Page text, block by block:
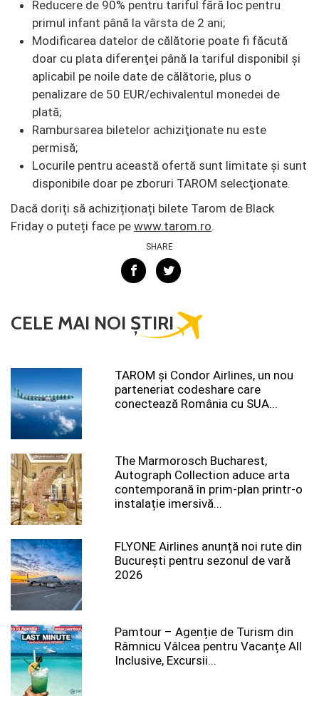
Reducere de 90% pentru tariful fără loc pentru
primul infant până la vârsta de 2 ani;
Modificarea datelor de călătorie poate fi făcută
doar cu plata diferenţei până la tariful disponibil şi
aplicabil pe noile date de călătorie, plus o
penalizare de 50 EUR/echivalentul monedei de
plată;
Rambursarea biletelor achiziţionate nu este
permisă;
Locurile pentru această ofertă sunt limitate şi sunt
disponibile doar pe zboruri TAROM selecţionate.
Dacă doriți să achiziționați bilete Tarom de Black
Friday o puteți face pe www.tarom.ro.
SHARE
CELE MAI NOI ȘTIRI
TAROM şi Condor Airlines, un nou
parteneriat codeshare care
conectează România cu SUA...
The Marmorosch Bucharest,
Autograph Collection aduce arta
contemporană în prim-plan printr-o
instalație imersivă...
FLYONE Airlines anunță noi rute din
București pentru sezonul de vară
2026
Pamtour – Agenție de Turism din
Râmnicu Vâlcea pentru Vacanțe All
Inclusive, Excursii...